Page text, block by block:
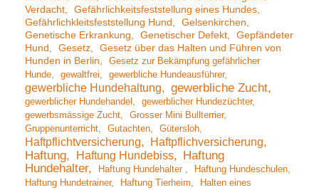
Verdacht
Gefährlichkeitsfeststellung eines Hundes
Gefährlichkleitsfeststellung Hund
Gelsenkirchen
Genetische Erkrankung
Genetischer Defekt
Gepfändeter
Hund
Gesetz
Gesetz über das Halten und Führen von
Hunden in Berlin
Gesetz zur Bekämpfung gefährlicher
Hunde
gewaltfrei gewerbliche Hundeausführer
gewerbliche Hundehaltung gewerbliche Zucht
gewerblicher Hundehandel
gewerblicher Hundezüchter
gewerbsmässige Zucht
Grosser Mini Bullterrier
Gruppenunterricht
Gutachten Gütersloh
Haftpflichtversicherung Haftpflichversicherung
Haftung Haftung Hundebiss
Haftung
Hundehalter
Haftung Hundehalter
Haftung Hundeschulen
Haftung Hundetrainer
Haftung Tierheim
Halten eines